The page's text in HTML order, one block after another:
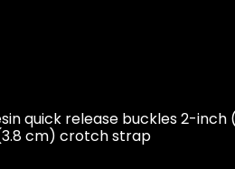
quick release buckles 2-inch
cm) crotch strap